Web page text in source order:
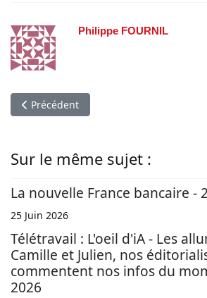
Philippe FOURNIL
Article précédent : Les infos du 19
Précédent
Sur le même sujet :
La nouvelle France bancaire -
25 Juin 2026
Télétravail : L'oeil d'iA - Les
Camille et Julien, nos
commentent nos infos du
2026